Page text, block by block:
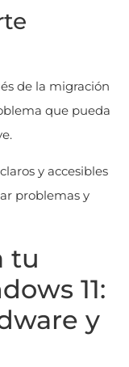
de la migración
que pueda
y accesibles
problemas y
tu
11:
y